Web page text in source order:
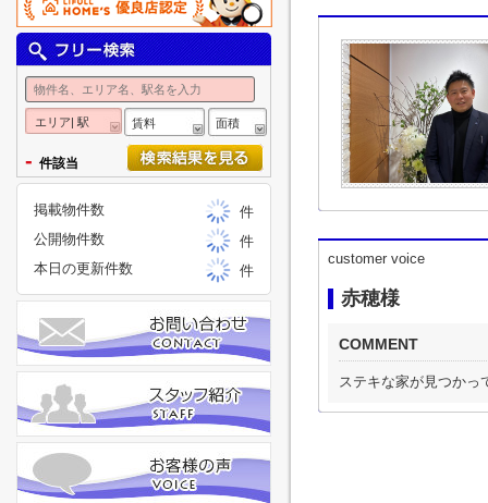
customer voice
赤穂様
COMMENT
ステキな家が見つかっ
エリア| 駅 賃料 面積
- 件該当
掲載物件数
件
公開物件数
件
本日の更新件数
件